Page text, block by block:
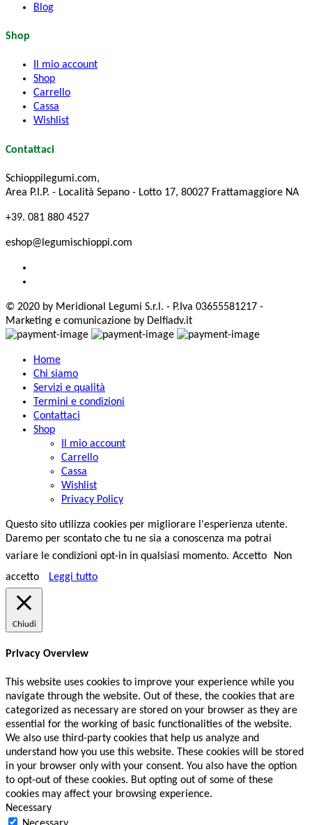
Blog
Shop
Il mio account
Shop
Carrello
Cassa
Wishlist
Contattaci
Schioppilegumi.com,
Area P.I.P. - Località Sepano - Lotto 17, 80027 Frattamaggiore NA
+39. 081 880 4527
eshop@legumischioppi.com
© 2020 by Meridional Legumi S.r.l. - P.Iva 03655581217 -
Marketing e comunicazione by Delfiadv.it
Home
Chi siamo
Servizi e qualità
Termini e condizioni
Contattaci
Shop
Il mio account
Carrello
Cassa
Wishlist
Privacy Policy
Questo sito utilizza cookies per migliorare l'esperienza utente.
Daremo per scontato che tu ne sia a conoscenza ma potrai
variare le condizioni opt-in in qualsiasi momento. Accetto
Non
accetto
Leggi tutto
Chiudi
Privacy Overview
This website uses cookies to improve your experience while you
navigate through the website. Out of these, the cookies that are
categorized as necessary are stored on your browser as they are
essential for the working of basic functionalities of the website.
We also use third-party cookies that help us analyze and
understand how you use this website. These cookies will be stored
in your browser only with your consent. You also have the option
to opt-out of these cookies. But opting out of some of these
cookies may affect your browsing experience.
Necessary